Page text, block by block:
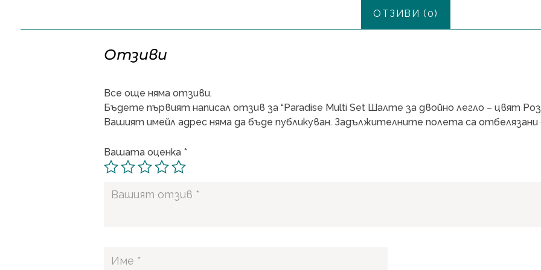
ОТЗИВИ (0)
Отзиви
Все още няма отзиви.
Бъдете първият написал отзив за “Paradise Multi Set Шалте за двойно легло – цвят
Вашият имейл адрес няма да бъде публикуван. Задължителните полета са отбелязани
Вашата оценка *